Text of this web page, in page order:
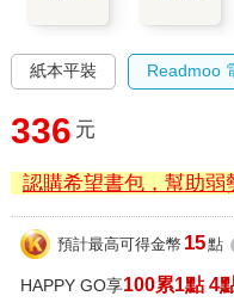
紙本平裝 Readmoo
336 元
認購希望書包，幫助弱
預計最高可得金幣 15點
HAPPY GO享100累1點 4